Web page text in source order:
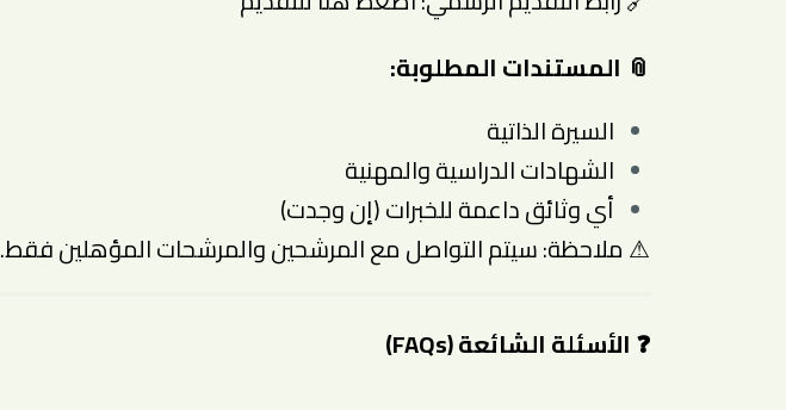
📎 المستندات المطلوبة:
السيرة الذاتية
الشهادات الدراسية والمهنية
أي وثائق داعمة للخبرات (إن وجدت)
⚠ ملاحظة: سيتم التواصل مع المرشحين والمرشحات المؤهلين فقط.
❓ الأسئلة الشائعة (FAQs)